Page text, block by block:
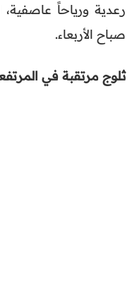
رعدية ورياحاً عاصفية،
صباح الأربعاء.
ثلوج مرتقبة في